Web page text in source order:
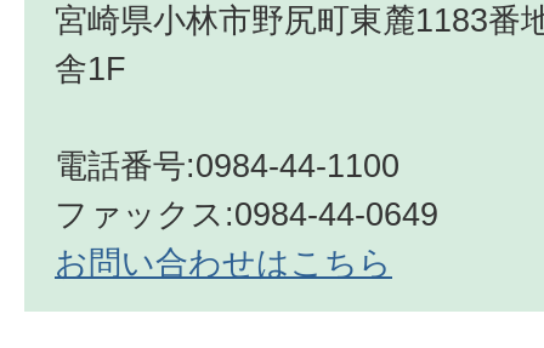
宮崎県小林市野尻町東麓1183番
舎1F
電話番号:0984-44-1100
ファックス:0984-44-0649
お問い合わせはこちら